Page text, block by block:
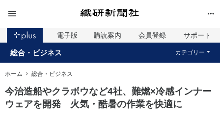
電子版 購読案内 会員登録 サポート
総合・ビジネス カテゴリー
ホーム 総合・ビジネス
今治造船やクラボウなど4社、難燃×冷感インナー
ウェアを開発 火気・酷暑の作業を快適に